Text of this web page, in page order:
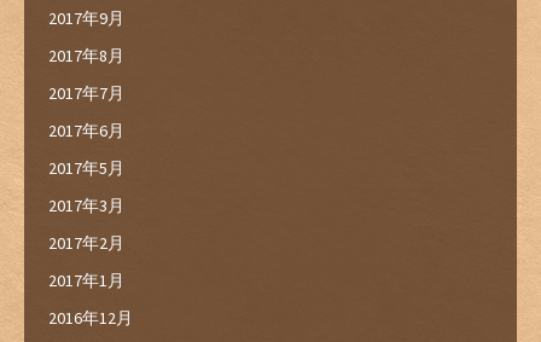
2017年9月
2017年8月
2017年7月
2017年6月
2017年5月
2017年3月
2017年2月
2017年1月
2016年12月